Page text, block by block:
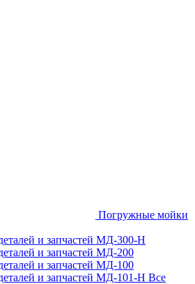
Погружные мойки
и запчастей МД-300-H
и запчастей МД-200
и запчастей МД-100
и запчастей МД-101-Н Все